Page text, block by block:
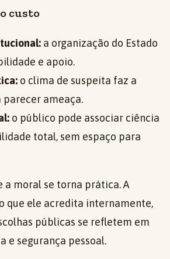
custo
a organização do Estado
e apoio.
o clima de suspeita faz a
parecer ameaça.
o público pode associar ciência
total, sem espaço para
a moral se torna prática. A
que ele acredita internamente,
públicas se refletem em
e segurança pessoal.